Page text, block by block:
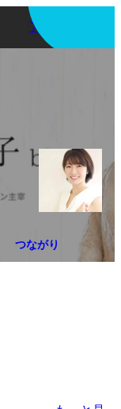
アプリを使う
つながり